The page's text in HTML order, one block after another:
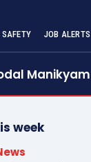
JOB ALERTS
Manikyam
week